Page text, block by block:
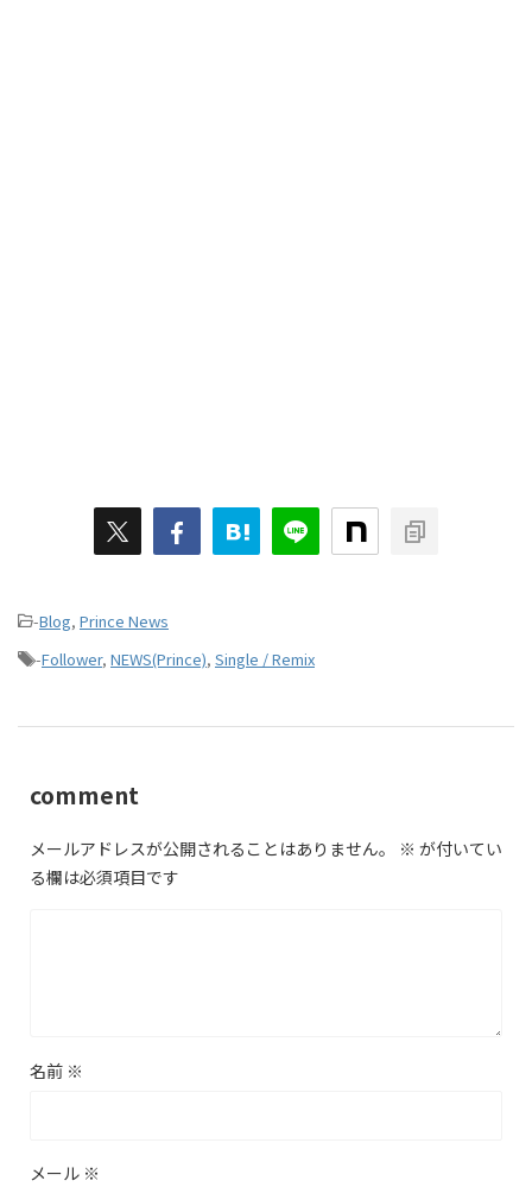
-Blog, Prince News
-Follower, NEWS(Prince), Single / Remix
comment
メールアドレスが公開されることはありません。 ※ が付いてい
る欄は必須項目です
名前 ※
メール ※